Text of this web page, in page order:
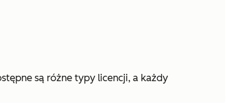
są różne typy licencji, a każdy